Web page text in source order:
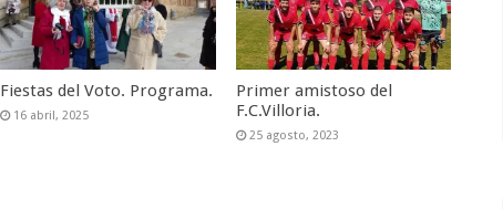
Fiestas del Voto. Programa.
16 abril, 2025
Primer amistoso del
F.C.Villoria.
25 agosto, 2023